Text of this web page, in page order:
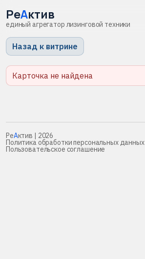
РеАктив
единый агрегатор лизинговой техники
Назад к витрине
Карточка не найдена
РеАктив | 2026
Политика обработки персональных данных
Пользовательское соглашение